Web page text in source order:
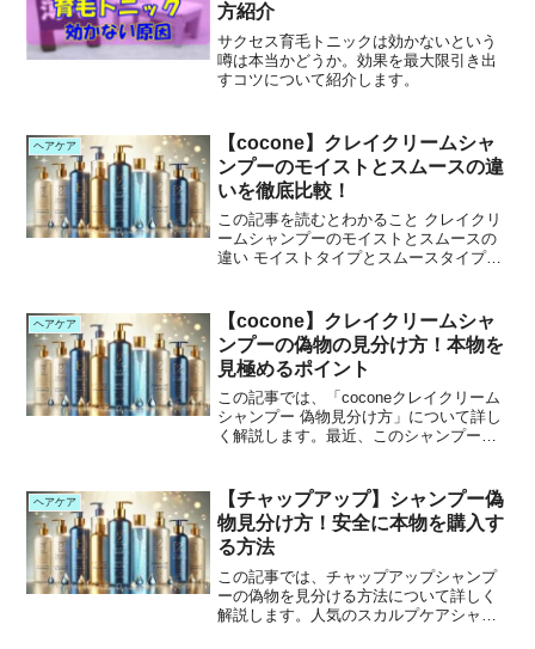
方紹介
サクセス育毛トニックは効かないという
噂は本当かどうか。効果を最大限引き出
すコツについて紹介します。
ヘアケア
【cocone】クレイクリームシャ
ンプーのモイストとスムースの違
いを徹底比較！
この記事を読むとわかること クレイクリ
ームシャンプーのモイストとスムースの
違い モイストタイプとスムースタイプの
ストとスムースの違いcoconeクレイクリ
ームシ...
ヘアケア
【cocone】クレイクリームシャ
ンプーの偽物の見分け方！本物を
見極めるポイント
この記事では、「coconeクレイクリーム
シャンプー 偽物見分け方」について詳し
く解説します。最近、このシャンプーの
うに、本物の特徴や見分け方を紹介して
いきます。この記...
ヘアケア
【チャップアップ】シャンプー偽
物見分け方！安全に本物を購入す
る方法
この記事では、チャップアップシャンプ
ーの偽物を見分ける方法について詳しく
解説します。人気のスカルプケアシャン